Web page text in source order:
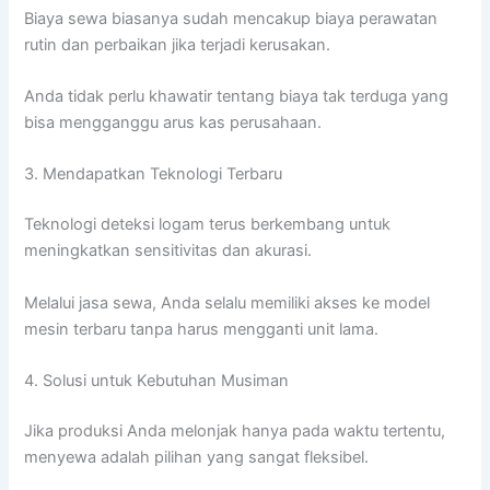
Biaya sewa biasanya sudah mencakup biaya perawatan
rutin dan perbaikan jika terjadi kerusakan.
Anda tidak perlu khawatir tentang biaya tak terduga yang
bisa mengganggu arus kas perusahaan.
3. Mendapatkan Teknologi Terbaru
Teknologi deteksi logam terus berkembang untuk
meningkatkan sensitivitas dan akurasi.
Melalui jasa sewa, Anda selalu memiliki akses ke model
mesin terbaru tanpa harus mengganti unit lama.
4. Solusi untuk Kebutuhan Musiman
Jika produksi Anda melonjak hanya pada waktu tertentu,
menyewa adalah pilihan yang sangat fleksibel.